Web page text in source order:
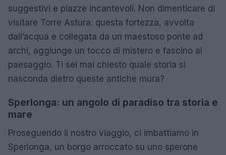
suggestivi e piazze incantevoli. Non dimenticare di
visitare Torre Astura: questa fortezza, avvolta
dall’acqua e collegata da un maestoso ponte ad
archi, aggiunge un tocco di mistero e fascino al
paesaggio. Ti sei mai chiesto quale storia si
nasconda dietro queste antiche mura?
Sperlonga: un angolo di paradiso tra storia e
mare
Proseguendo il nostro viaggio, ci imbattiamo in
Sperlonga, un borgo arroccato su uno sperone